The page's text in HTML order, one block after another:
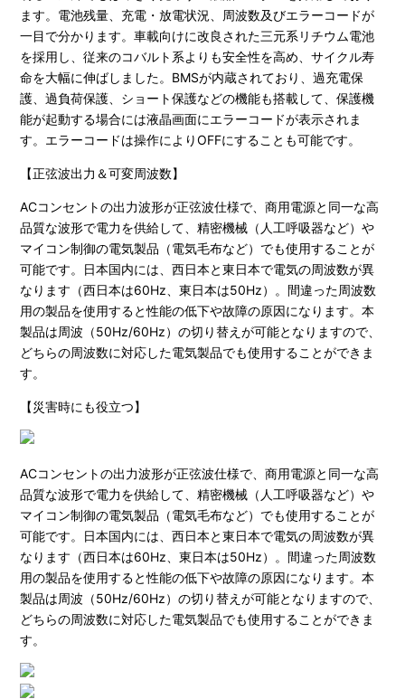
ます。電池残量、充電・放電状況、周波数及びエラーコードが
一目で分かります。車載向けに改良された三元系リチウム電池
を採用し、従来のコバルト系よりも安全性を高め、サイクル寿
命を大幅に伸ばしました。BMSが内蔵されており、過充電保
護、過負荷保護、ショート保護などの機能も搭載して、保護機
能が起動する場合には液晶画面にエラーコードが表示されま
す。エラーコードは操作によりOFFにすることも可能です。
【正弦波出力＆可変周波数】
ACコンセントの出力波形が正弦波仕様で、商用電源と同一な高
品質な波形で電力を供給して、精密機械（人工呼吸器など）や
マイコン制御の電気製品（電気毛布など）でも使用することが
可能です。日本国内には、西日本と東日本で電気の周波数が異
なります（西日本は60Hz、東日本は50Hz）。間違った周波数
用の製品を使用すると性能の低下や故障の原因になります。本
製品は周波（50Hz/60Hz）の切り替えが可能となりますので、
どちらの周波数に対応した電気製品でも使用することができま
す。
【災害時にも役立つ】
ACコンセントの出力波形が正弦波仕様で、商用電源と同一な高
品質な波形で電力を供給して、精密機械（人工呼吸器など）や
マイコン制御の電気製品（電気毛布など）でも使用することが
可能です。日本国内には、西日本と東日本で電気の周波数が異
なります（西日本は60Hz、東日本は50Hz）。間違った周波数
用の製品を使用すると性能の低下や故障の原因になります。本
製品は周波（50Hz/60Hz）の切り替えが可能となりますので、
どちらの周波数に対応した電気製品でも使用することができま
す。